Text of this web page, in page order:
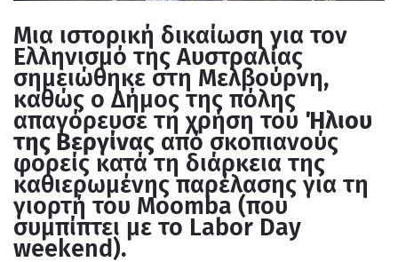
Μια ιστορική δικαίωση για τον
Ελληνισμό της Αυστραλίας
σημειώθηκε στη Μελβούρνη,
καθώς ο Δήμος της πόλης
απαγόρευσε τη χρήση του Ήλιου
της Βεργίνας από σκοπιανούς
φορείς κατά τη διάρκεια της
καθιερωμένης παρέλασης για τη
γιορτή του Moomba (που
συμπίπτει με το Labor Day
weekend).